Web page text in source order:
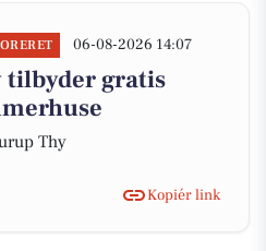
06-08-2026 14:07
tilbyder gratis
Thy
Kopiér link